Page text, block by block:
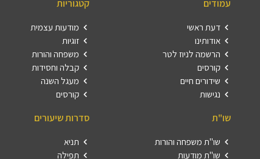
עמודים
דעת ראשי
אודותינו
הרשמה לניוז לטר
קורסים
שידורים חיים
נגישות
שו"ת
שו"ת משפחה והורות
שו"ת מודעות
קטגוריות
מודעות עצמית
זוגיות
משפחה והורות
קבלה וחסידות
מעגל השנה
קורסים
סדרות שיעורים
תניא
תפילה